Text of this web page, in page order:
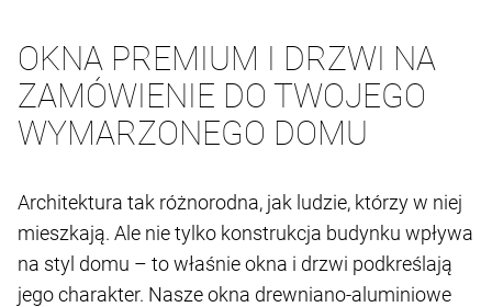
OKNA PREMIUM I DRZWI NA
ZAMÓWIENIE DO TWOJEGO
WYMARZONEGO DOMU
Architektura tak różnorodna, jak ludzie, którzy w niej
mieszkają. Ale nie tylko konstrukcja budynku wpływa
na styl domu – to właśnie okna i drzwi podkreślają
jego charakter. Nasze okna drewniano-aluminiowe